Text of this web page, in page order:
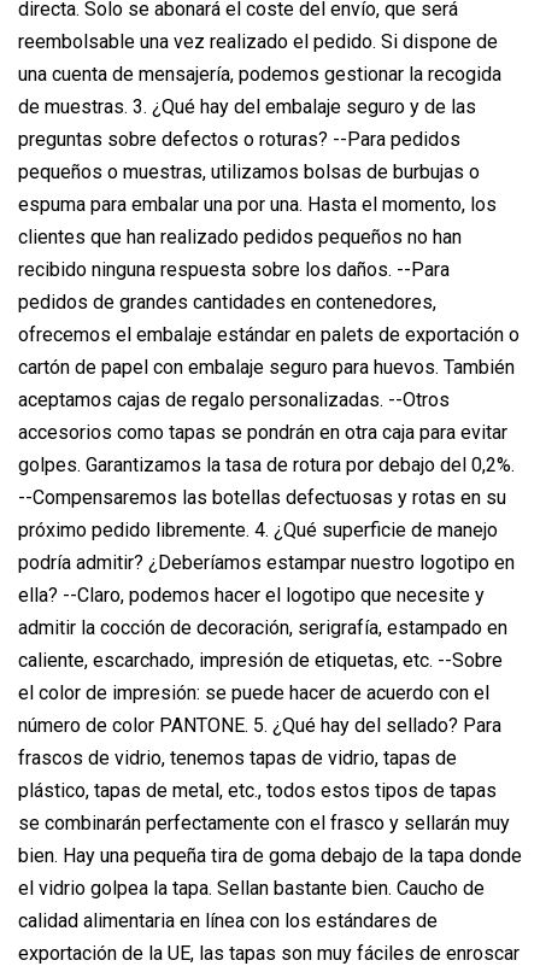
directa. Solo se abonará el coste del envío, que será
reembolsable una vez realizado el pedido. Si dispone de
una cuenta de mensajería, podemos gestionar la recogida
de muestras. 3. ¿Qué hay del embalaje seguro y de las
preguntas sobre defectos o roturas? --Para pedidos
pequeños o muestras, utilizamos bolsas de burbujas o
espuma para embalar una por una. Hasta el momento, los
clientes que han realizado pedidos pequeños no han
recibido ninguna respuesta sobre los daños. --Para
pedidos de grandes cantidades en contenedores,
ofrecemos el embalaje estándar en palets de exportación o
cartón de papel con embalaje seguro para huevos. También
aceptamos cajas de regalo personalizadas. --Otros
accesorios como tapas se pondrán en otra caja para evitar
golpes. Garantizamos la tasa de rotura por debajo del 0,2%.
--Compensaremos las botellas defectuosas y rotas en su
próximo pedido libremente. 4. ¿Qué superficie de manejo
podría admitir? ¿Deberíamos estampar nuestro logotipo en
ella? --Claro, podemos hacer el logotipo que necesite y
admitir la cocción de decoración, serigrafía, estampado en
caliente, escarchado, impresión de etiquetas, etc. --Sobre
el color de impresión: se puede hacer de acuerdo con el
número de color PANTONE. 5. ¿Qué hay del sellado? Para
frascos de vidrio, tenemos tapas de vidrio, tapas de
plástico, tapas de metal, etc., todos estos tipos de tapas
se combinarán perfectamente con el frasco y sellarán muy
bien. Hay una pequeña tira de goma debajo de la tapa donde
el vidrio golpea la tapa. Sellan bastante bien. Caucho de
calidad alimentaria en línea con los estándares de
exportación de la UE, las tapas son muy fáciles de enroscar